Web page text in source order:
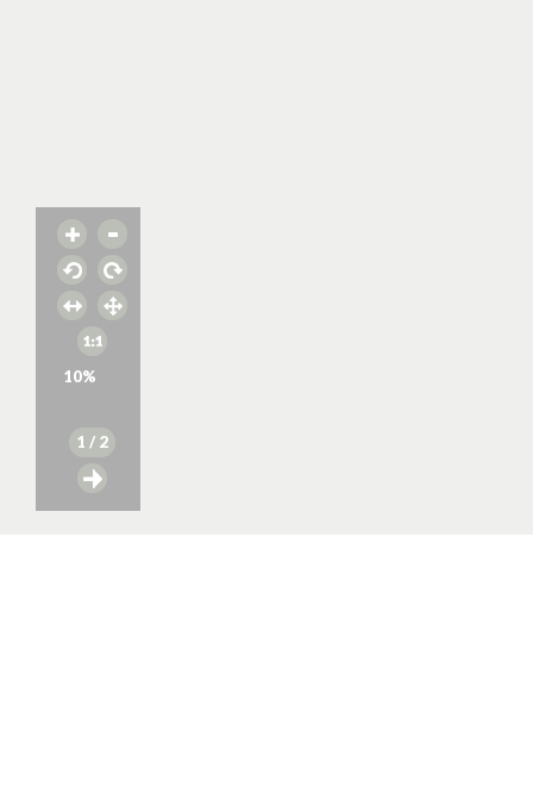
10%
1 / 2